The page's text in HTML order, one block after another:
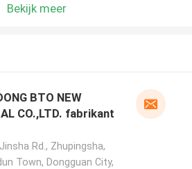
Bekijk meer
BTO NEW
CO.,LTD. fabrikant
Rd., Zhupingsha,
Town, Dongguan City,